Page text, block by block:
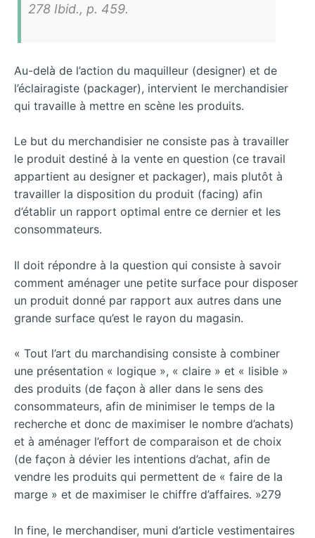
278 Ibid., p. 459.
Au-delà de l’action du maquilleur (designer) et de
l’éclairagiste (packager), intervient le merchandisier
qui travaille à mettre en scène les produits.
Le but du merchandisier ne consiste pas à travailler
le produit destiné à la vente en question (ce travail
appartient au designer et packager), mais plutôt à
travailler la disposition du produit (facing) afin
d’établir un rapport optimal entre ce dernier et les
consommateurs.
Il doit répondre à la question qui consiste à savoir
comment aménager une petite surface pour disposer
un produit donné par rapport aux autres dans une
grande surface qu’est le rayon du magasin.
« Tout l’art du marchandising consiste à combiner
une présentation « logique », « claire » et « lisible »
des produits (de façon à aller dans le sens des
consommateurs, afin de minimiser le temps de la
recherche et donc de maximiser le nombre d’achats)
et à aménager l’effort de comparaison et de choix
(de façon à dévier les intentions d’achat, afin de
vendre les produits qui permettent de « faire de la
marge » et de maximiser le chiffre d’affaires. »279
In fine, le merchandiser, muni d’article vestimentaires